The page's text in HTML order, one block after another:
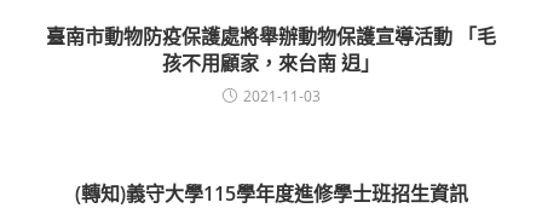
臺南市動物防疫保護處將舉辦動物保護宣導活動 「毛
孩不用顧家，來台南 迌」
2021-11-03
(轉知)義守大學115學年度進修學士班招生資訊